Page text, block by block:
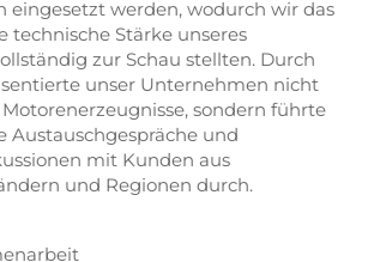
eingesetzt werden, wodurch wir das
technische Stärke unseres
zur Schau stellten. Durch
unser Unternehmen nicht
sondern führte
Austauschgespräche und
mit Kunden aus
und Regionen durch.